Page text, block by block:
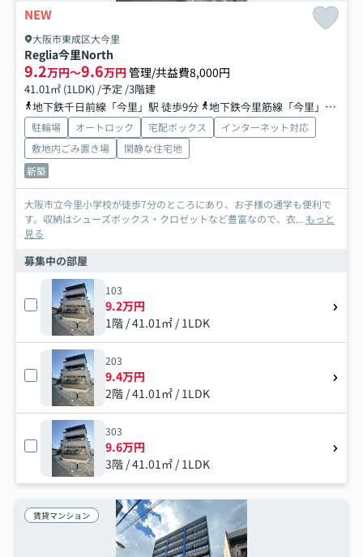
NEW
大阪市東成区大今里
Reglia今里North
9.2万円～9.6万円 管理/共益費8,000円
41.01㎡ (1LDK) /予定 /3階建
地下鉄千日前線「今里」駅 徒歩9分
地下鉄今里筋線「今里」駅 徒歩8分
駐輪場 オートロック 宅配ボックス
インターネット対応
敷地内ごみ置き場
閑静な住宅地
新築
大阪市立今里小学校が徒歩7分のところにあり、お子様の通学も便利で
す。収納はシューズボックス・クロゼットなど豊富なので、衣... もっと
見る
募集中の部屋
103
9.2万円
1階 / 41.01㎡ / 1LDK
203
9.4万円
2階 / 41.01㎡ / 1LDK
303
9.6万円
3階 / 41.01㎡ / 1LDK
賃貸マンション